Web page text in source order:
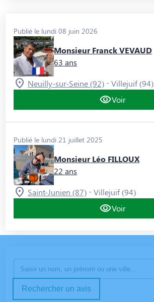
Publié le lundi 08 juin 2026
Monsieur Franck VEVAUD
63 ans
Neuilly-sur-Seine (92) -Villejuif (94)
Voir
Publié le lundi 21 juillet 2025
Monsieur Léo FILLOUX
22 ans
Saint-Junien (87) -Villejuif (94)
Voir
Rechercher un avis